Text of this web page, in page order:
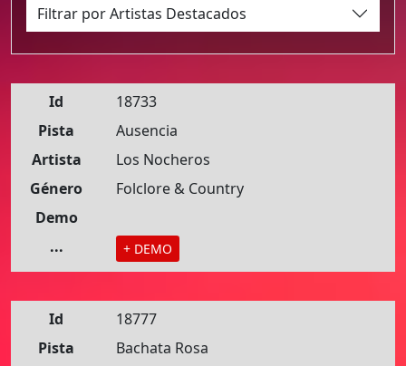
Filtrar por Artistas Destacados
Id
18733
Pista
Ausencia
Artista
Los Nocheros
Género
Folclore & Country
Demo
...
+ DEMO
Id
18777
Pista
Bachata Rosa